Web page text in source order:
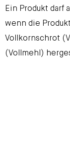
Ein Produkt darf
wenn die
Vollkornschrot
(Vollmehl)